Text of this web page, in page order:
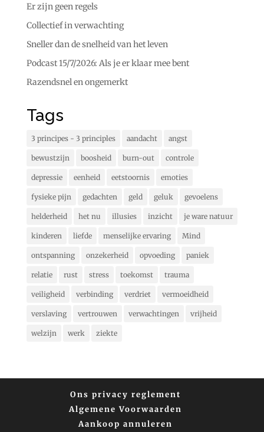
Er zijn geen regels
Collectief in verwachting
Sneller dan de snelheid van het leven
Podcast 15/7/2026: Als je er klaar mee bent
Razendsnel en ongemerkt
Tags
3 principes - 3 principles aandacht angst
bewustzijn boosheid burn-out controle
depressie eenheid eetstoornis emoties
fysieke pijn gedachten geld geluk gevoelens
helderheid het nu illusies inzicht je ware natuur
kinderen liefde menselijke ervaring Mind
ontspanning onzekerheid opvoeding paniek
relatie rust stress toekomst trauma
veiligheid verbinding verdriet vermoeidheid
verslaving vertrouwen verwachtingen vrijheid
welzijn werk ziekte
Ons privacy reglement
Algemene Voorwaarden
Aankoop annuleren